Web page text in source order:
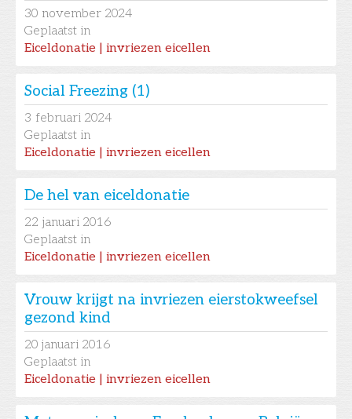
30 november 2024
Geplaatst in
Eiceldonatie | invriezen eicellen
Social Freezing (1)
3 februari 2024
Geplaatst in
Eiceldonatie | invriezen eicellen
De hel van eiceldonatie
22 januari 2016
Geplaatst in
Eiceldonatie | invriezen eicellen
Vrouw krijgt na invriezen eierstokweefsel
gezond kind
20 januari 2016
Geplaatst in
Eiceldonatie | invriezen eicellen